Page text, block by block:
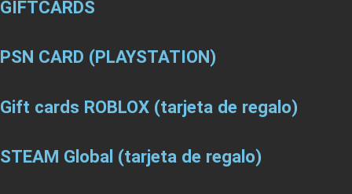
GIFTCARDS
PSN CARD (PLAYSTATION)
Gift cards ROBLOX (tarjeta de regalo)
STEAM Global (tarjeta de regalo)